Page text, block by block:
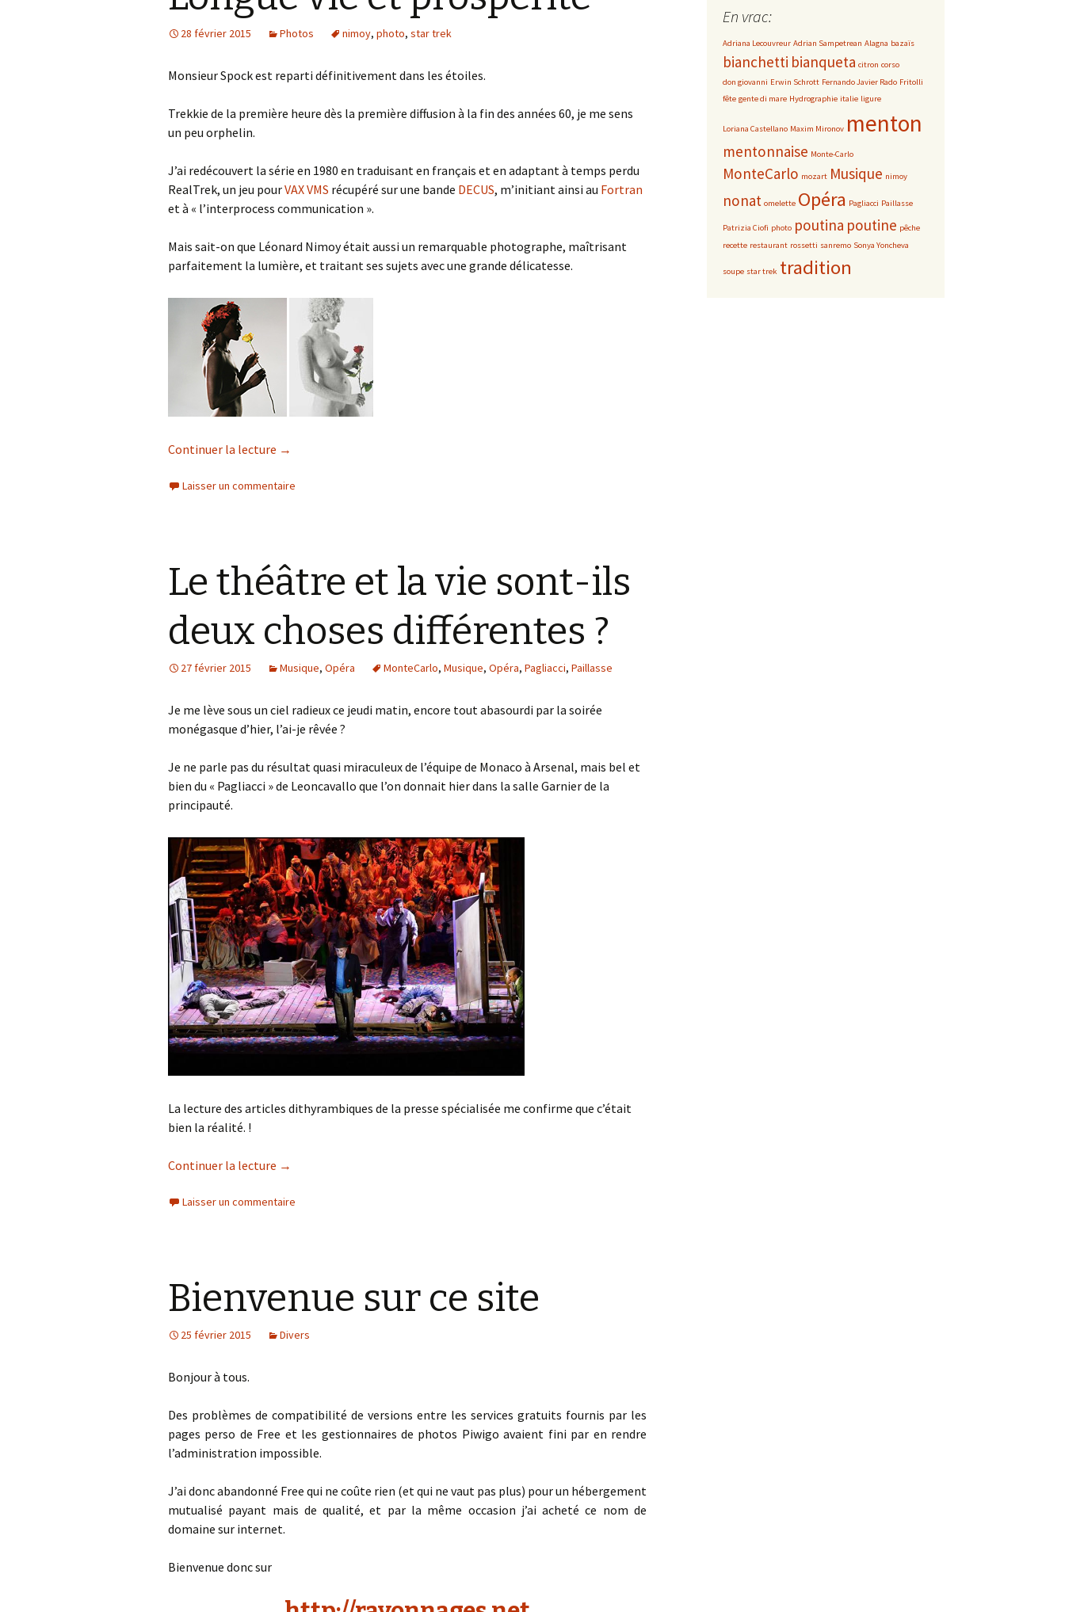
28 février 2015 Photos nimoy, photo, star trek
Monsieur Spock est reparti définitivement dans les étoiles.
Trekkie de la première heure dès la première diffusion à la fin des années 60, je me sens
un peu orphelin.
J’ai redécouvert la série en 1980 en traduisant en français et en adaptant à temps perdu
RealTrek, un jeu pourVAX VMS récupéré sur une bande DECUS, m’initiant ainsi au Fortran
et à « l’interprocess communication ».
Mais sait-on que Léonard Nimoy était aussi un remarquable photographe, maîtrisant
parfaitement la lumière, et traitant ses sujets avec une grande délicatesse.
Continuer la lecture de
→
Laisser un commentaire
Le théâtre et la vie sont-ils
deux choses différentes ?
27 février 2015 Musique, Opéra MonteCarlo, Musique, Opéra, Pagliacci, Paillasse
Je me lève sous un ciel radieux ce jeudi matin, encore tout abasourdi par la soirée
monégasque d’hier, l’ai-je rêvée ?
Je ne parle pas du résultat quasi miraculeux de l’équipe de Monaco à Arsenal, mais bel et
bien du « Pagliacci » de Leoncavallo que l’on donnait hier dans la salle Garnier de la
principauté.
La lecture des articles dithyrambiques de la presse spécialisée me confirme que c’était
bien la réalité. !
Continuer la lecture de
→
Laisser un commentaire
Bienvenue sur ce site
25 février 2015 Divers
Bonjour à tous.
Des problèmes de compatibilité de versions entre les services gratuits fournis par les
pages perso de Free et les gestionnaires de photos Piwigo avaient fini par en rendre
l’administration impossible.
J’ai donc abandonné Free qui ne coûte rien (et qui ne vaut pas plus) pour un hébergement
mutualisé payant mais de qualité, et par la même occasion j’ai acheté ce nom de
domaine sur internet.
Bienvenue donc sur
g
r
e
s
En vrac:
Adriana Lecouvreur Adrian Sampetrean Alagna bazaïs
bianchetti bianqueta citron corso
don giovanni Erwin Schrott Fernando Javier Rado Fritolli
fête gente di mare Hydrographie italie ligure
Loriana Castellano Maxim Mironov menton
mentonnaise Monte-Carlo
MonteCarlo mozart Musique nimoy
nonat omelette Opéra Pagliacci Paillasse
Patrizia Ciofi photo poutina poutine pêche
recette restaurant rossetti sanremo Sonya Yoncheva
soupe star trek tradition